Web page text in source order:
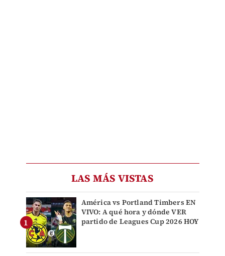
LAS MÁS VISTAS
América vs Portland Timbers EN
VIVO: A qué hora y dónde VER
partido de Leagues Cup 2026 HOY